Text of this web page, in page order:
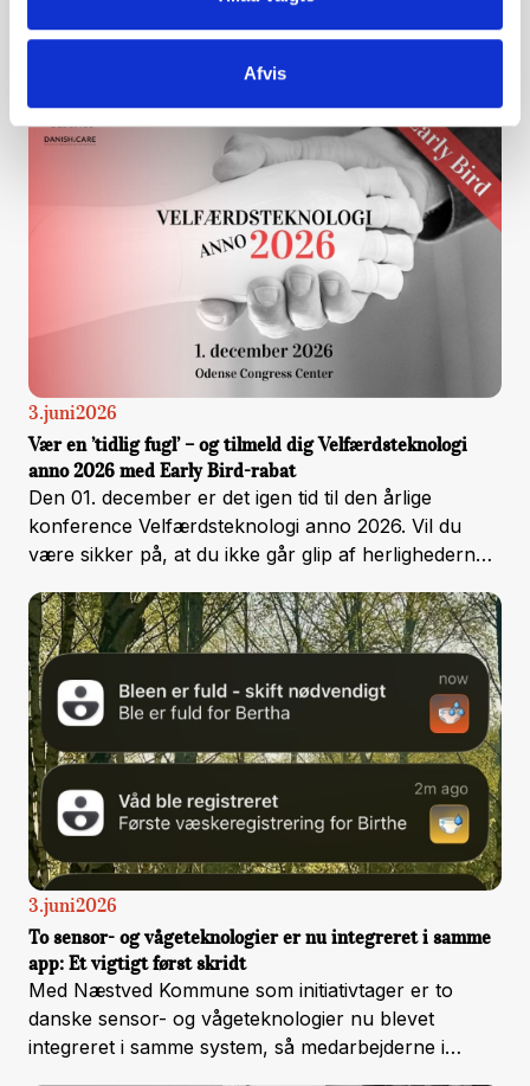
Afvis
Dokumentationsværktøjet Clex giver mere, bedre
samt mere ensartet dokumentation og skaber
særligt værdi for medarbejdere med læse- og
kommuner.
3.juni2026
Vær en ’tidlig fugl’ – og tilmeld dig Velfærdsteknologi
anno 2026 med Early Bird-rabat
Den 01. december er det igen tid til den årlige
konference Velfærdsteknologi anno 2026. Vil du
være sikker på, at du ikke går glip af herlighederne –
læs mere her.
3.juni2026
To sensor- og vågeteknologier er nu integreret i samme
app: Et vigtigt først skridt
Med Næstved Kommune som initiativtager er to
danske sensor- og vågeteknologier nu blevet
integreret i samme system, så medarbejderne i